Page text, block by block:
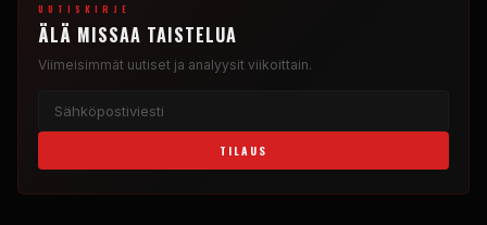
UUTISKIRJE
ÄLÄ MISSAA TAISTELUA
Viimeisimmät uutiset ja analyysit viikoittain.
TILAUS